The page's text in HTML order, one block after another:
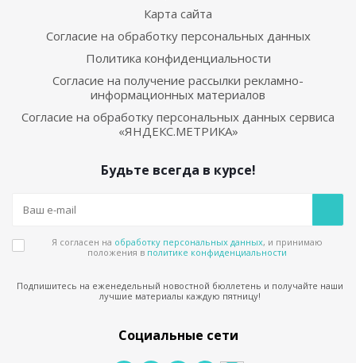
Карта сайта
Согласие на обработку персональных данных
Политика конфиденциальности
Согласие на получение рассылки рекламно-
информационных материалов
Согласие на обработку персональных данных сервиса
«ЯНДЕКС.МЕТРИКА»
Будьте всегда в курсе!
Я согласен на обработку персональных данных, и принимаю
положения в политике конфиденциальности
Подпишитесь на еженедельный новостной бюллетень и получайте наши
лучшие материалы каждую пятницу!
Социальные сети